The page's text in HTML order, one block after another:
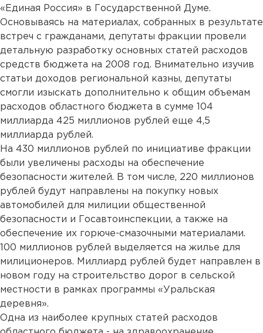
«Единая Россия» в Государственной Думе.
Основываясь на материалах, собранных в результате
встреч с гражданами, депутаты фракции провели
детальную разработку основных статей расходов
средств бюджета на 2008 год. Внимательно изучив
статьи доходов региональной казны, депутаты
смогли изыскать дополнительно к общим объемам
расходов областного бюджета в сумме 104
миллиарда 425 миллионов рублей еще 4,5
миллиарда рублей.
На 430 миллионов рублей по инициативе фракции
были увеличены расходы на обеспечение
безопасности жителей. В том числе, 220 миллионов
рублей будут направлены на покупку новых
автомобилей для милиции общественной
безопасности и Госавтоинспекции, а также на
обеспечение их горюче-смазочными материалами.
100 миллионов рублей выделяется на жилье для
милиционеров. Миллиард рублей будет направлен в
новом году на строительство дорог в сельской
местности в рамках программы «Уральская
деревня».
Одна из наиболее крупных статей расходов